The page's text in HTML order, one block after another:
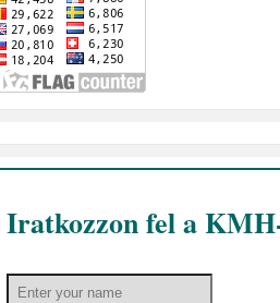
Iratkozzon fel a